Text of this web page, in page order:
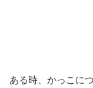
ある時、かっこに